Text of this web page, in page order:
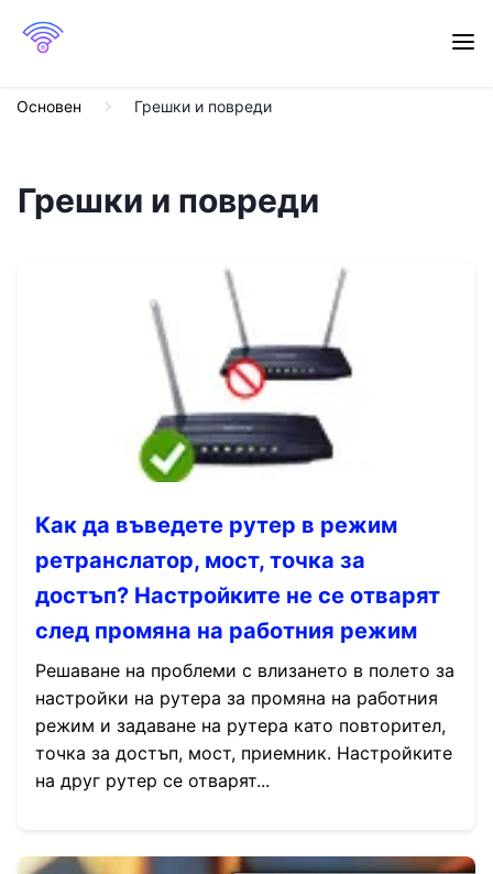
Основен Грешки и повреди
Грешки и повреди
Как да въведете рутер в режим
ретранслатор, мост, точка за
достъп? Настройките не се отварят
след промяна на работния режим
Решаване на проблеми с влизането в полето за
настройки на рутера за промяна на работния
режим и задаване на рутера като повторител,
точка за достъп, мост, приемник. Настройките
на друг рутер се отварят...